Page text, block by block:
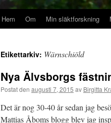
Hem Om Min släktforskning
Etikettarkiv: Wärnschiöld
Nya Älvsborgs
Postat den augusti 7, 2015 av Birgitta
Det är nog 30-40 år sedan jag
Mattias Åboms blogg blev jag